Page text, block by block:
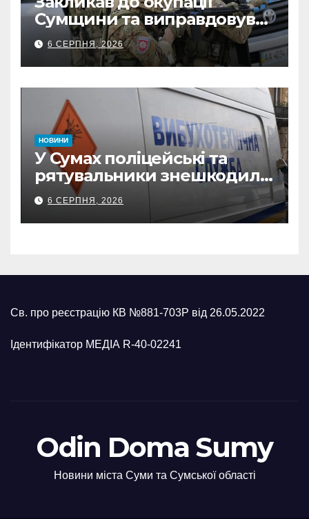
Сумщини та виправдовував
обстріли: СБУ викрила
прокремлівського агітатора
з Охтирки
6 СЕРПНЯ, 2026
НОВИНИ
У Сумах поліцейські та
рятувальники знешкодили
500-кілограмову авіабомбу
росіян
6 СЕРПНЯ, 2026
Св. про реєстрацію КВ №881-703Р від 26.05.2022
Ідентифікатор МЕДІА R-40-02241
Odin Doma Sumy
Новини міста Суми та Сумської області